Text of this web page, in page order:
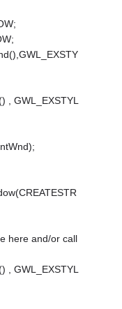
, GWL_EXSTYL
here and/or call
, GWL_EXSTYL